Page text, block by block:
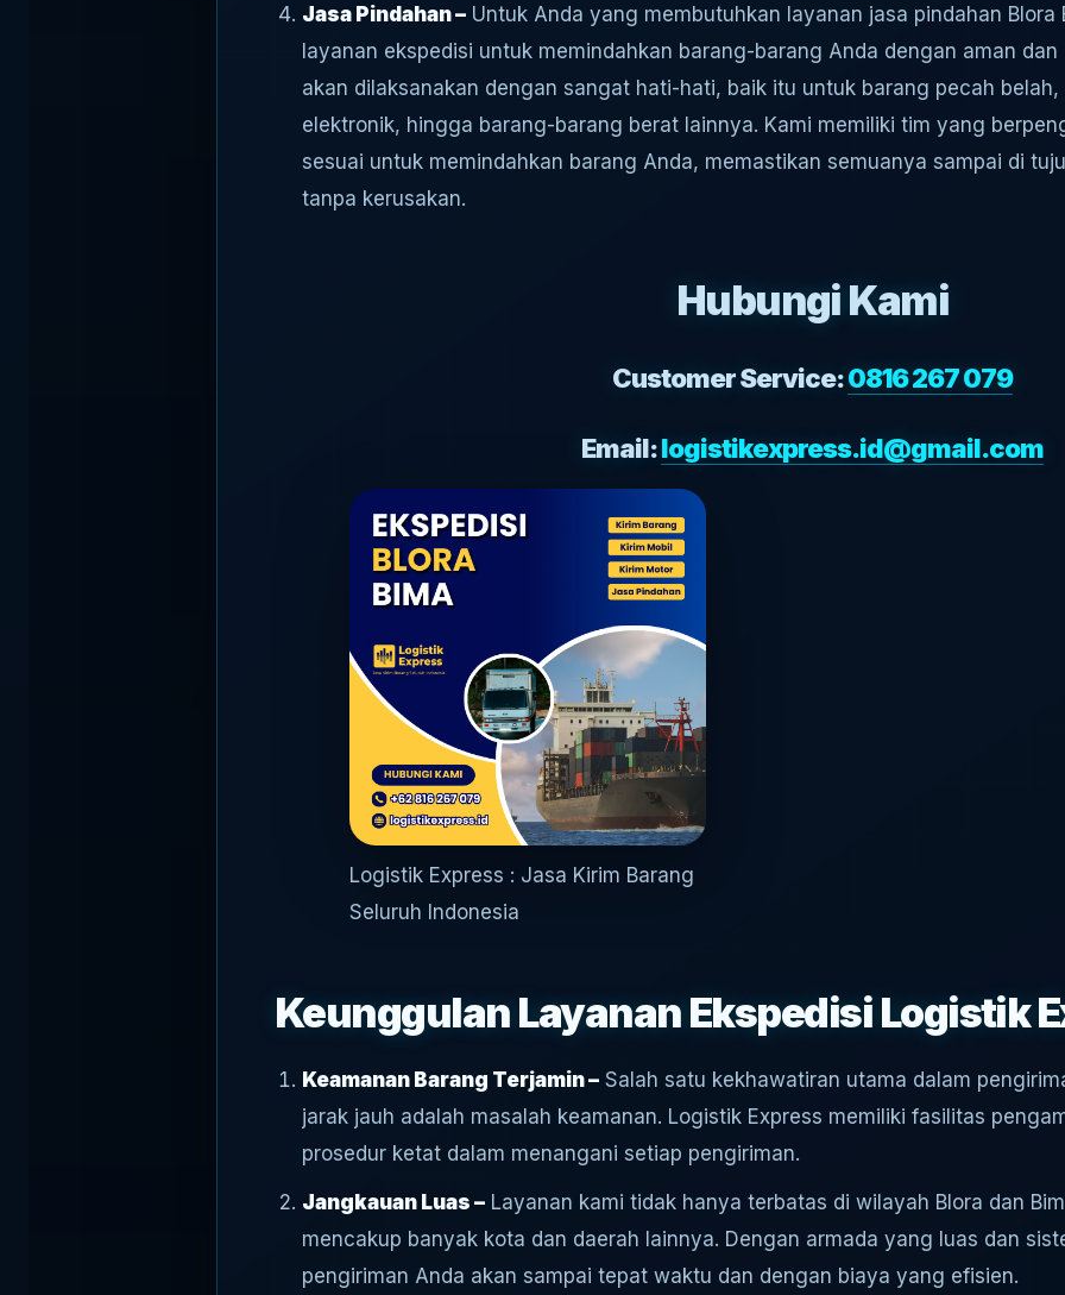
Jasa Pindahan –Untuk Anda yang membutuhkan layanan jasa pindahan Blora
layanan ekspedisi untuk memindahkan barang-barang Anda dengan aman
akan dilaksanakan dengan sangat hati-hati, baik itu untuk barang pecah
elektronik, hingga barang-barang berat lainnya. Kami memiliki tim yang
sesuai untuk memindahkan barang Anda, memastikan semuanya sampai di
tanpa kerusakan.
Hubungi Kami
Customer Service:0816 267 079
Email:logistikexpress.id@gmail.com
Logistik Express : Jasa Kirim Barang
Seluruh Indonesia
Keunggulan Layanan Ekspedisi Logistik
Keamanan Barang Terjamin –Salah satu kekhawatiran utama dalam
jarak jauh adalah masalah keamanan. Logistik Express memiliki fasilitas
prosedur ketat dalam menangani setiap pengiriman.
Jangkauan Luas –Layanan kami tidak hanya terbatas di wilayah Blora dan
mencakup banyak kota dan daerah lainnya. Dengan armada yang luas dan
pengiriman Anda akan sampai tepat waktu dan dengan biaya yang efisien.